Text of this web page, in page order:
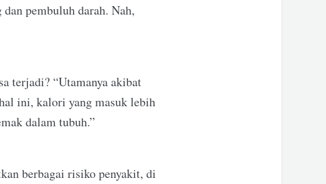
pembuluh darah. Nah,
terjadi? “Utamanya akibat
ini, kalori yang masuk lebih
dalam tubuh.”
berbagai risiko penyakit, di